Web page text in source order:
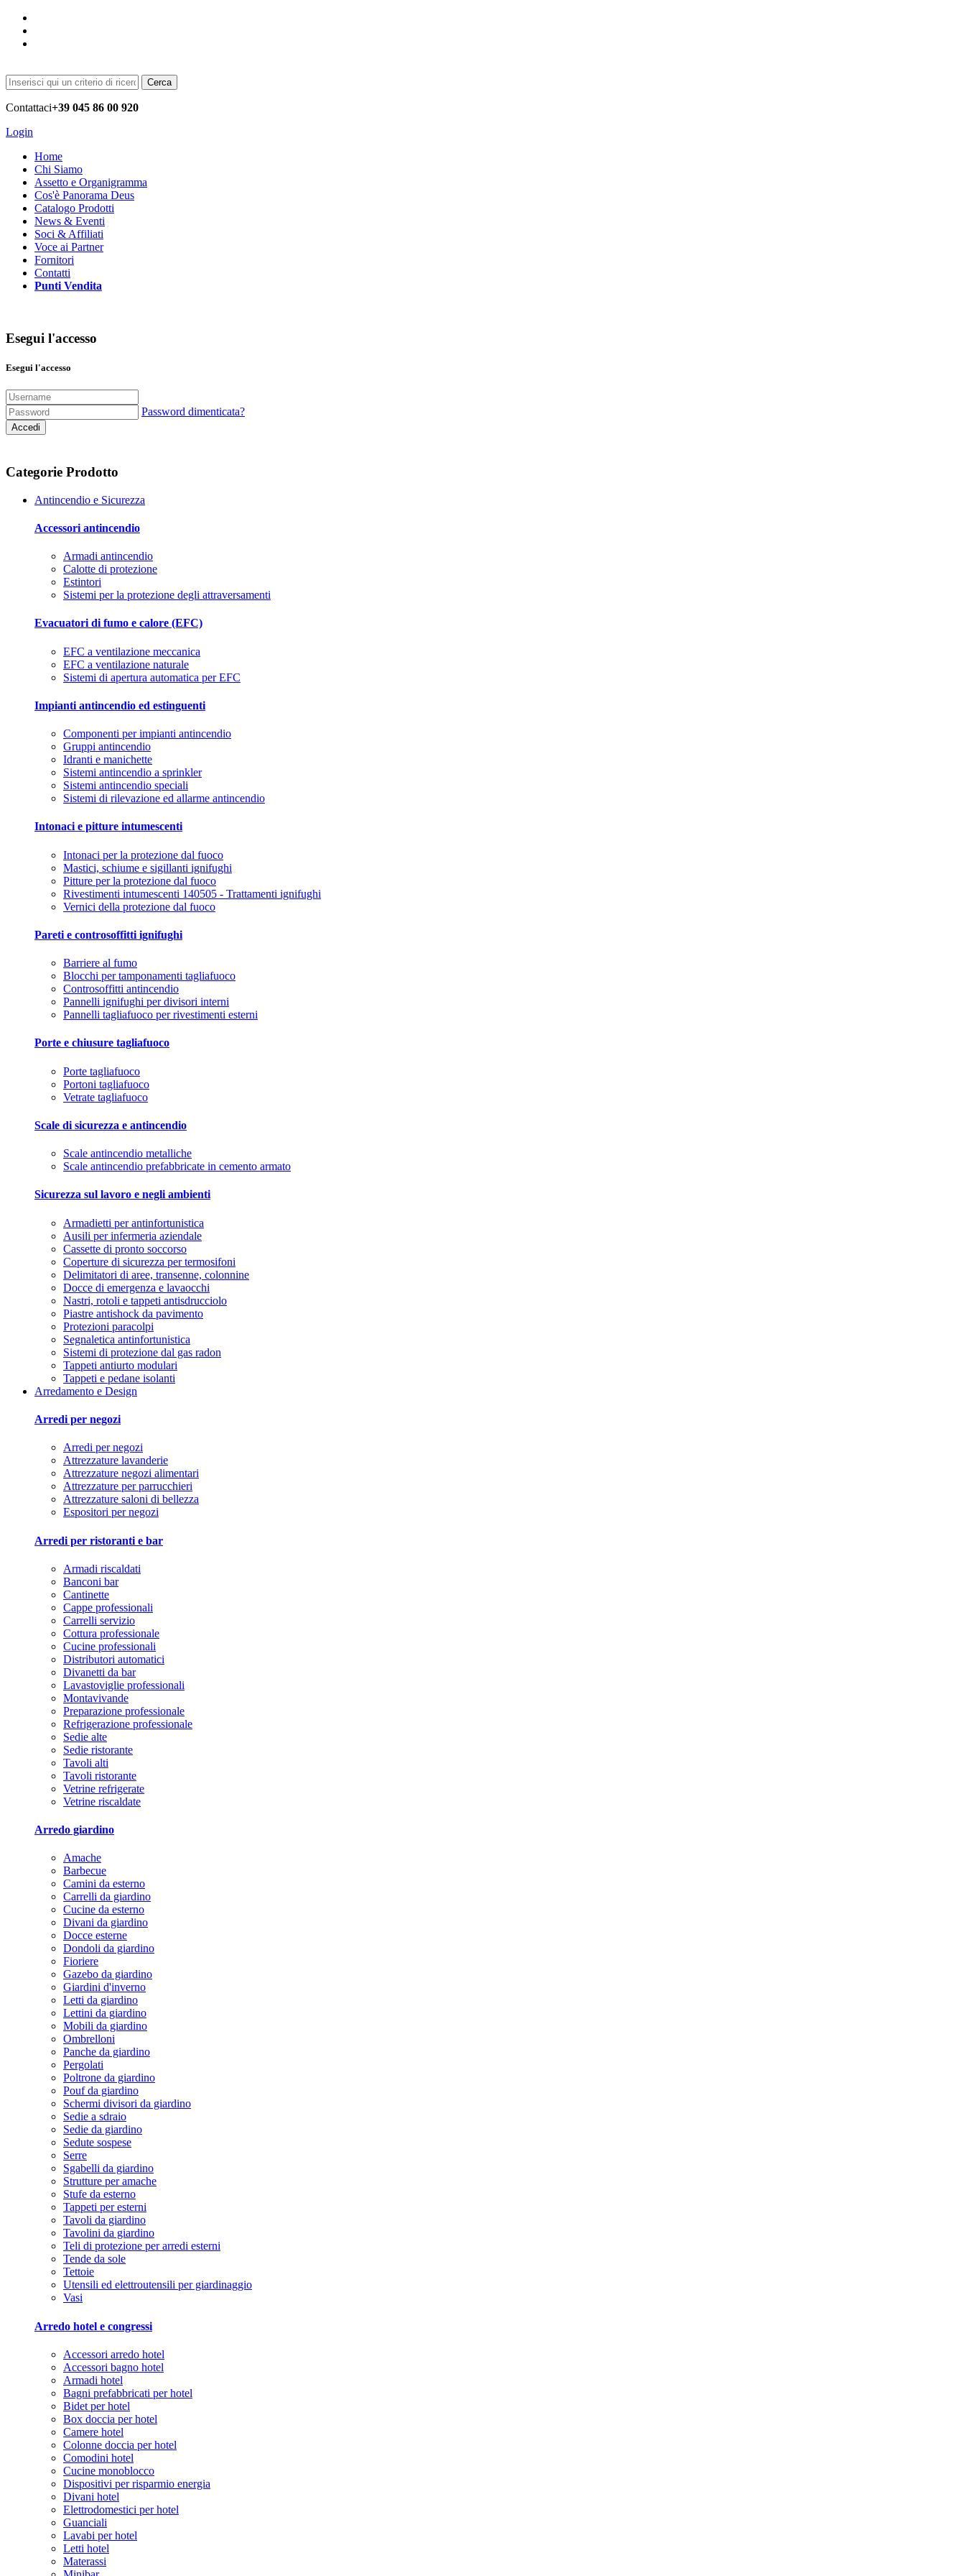
Cerca
Contattaci+39 045 86 00 920
Login
Home
Chi Siamo
Assetto e Organigramma
Cos'è Panorama Deus
Catalogo Prodotti
News & Eventi
Soci & Affiliati
Voce ai Partner
Fornitori
Contatti
Punti Vendita
Esegui l'accesso
Esegui l'accesso
Password dimenticata?
Accedi
Categorie Prodotto
Antincendio e Sicurezza
Accessori antincendio
Armadi antincendio
Calotte di protezione
Estintori
Sistemi per la protezione degli attraversamenti
Evacuatori di fumo e calore (EFC)
EFC a ventilazione meccanica
EFC a ventilazione naturale
Sistemi di apertura automatica per EFC
Impianti antincendio ed estinguenti
Componenti per impianti antincendio
Gruppi antincendio
Idranti e manichette
Sistemi antincendio a sprinkler
Sistemi antincendio speciali
Sistemi di rilevazione ed allarme antincendio
Intonaci e pitture intumescenti
Intonaci per la protezione dal fuoco
Mastici, schiume e sigillanti ignifughi
Pitture per la protezione dal fuoco
Rivestimenti intumescenti 140505 - Trattamenti ignifughi
Vernici della protezione dal fuoco
Pareti e controsoffitti ignifughi
Barriere al fumo
Blocchi per tamponamenti tagliafuoco
Controsoffitti antincendio
Pannelli ignifughi per divisori interni
Pannelli tagliafuoco per rivestimenti esterni
Porte e chiusure tagliafuoco
Porte tagliafuoco
Portoni tagliafuoco
Vetrate tagliafuoco
Scale di sicurezza e antincendio
Scale antincendio metalliche
Scale antincendio prefabbricate in cemento armato
Sicurezza sul lavoro e negli ambienti
Armadietti per antinfortunistica
Ausili per infermeria aziendale
Cassette di pronto soccorso
Coperture di sicurezza per termosifoni
Delimitatori di aree, transenne, colonnine
Docce di emergenza e lavaocchi
Nastri, rotoli e tappeti antisdrucciolo
Piastre antishock da pavimento
Protezioni paracolpi
Segnaletica antinfortunistica
Sistemi di protezione dal gas radon
Tappeti antiurto modulari
Tappeti e pedane isolanti
Arredamento e Design
Arredi per negozi
Arredi per negozi
Attrezzature lavanderie
Attrezzature negozi alimentari
Attrezzature per parrucchieri
Attrezzature saloni di bellezza
Espositori per negozi
Arredi per ristoranti e bar
Armadi riscaldati
Banconi bar
Cantinette
Cappe professionali
Carrelli servizio
Cottura professionale
Cucine professionali
Distributori automatici
Divanetti da bar
Lavastoviglie professionali
Montavivande
Preparazione professionale
Refrigerazione professionale
Sedie alte
Sedie ristorante
Tavoli alti
Tavoli ristorante
Vetrine refrigerate
Vetrine riscaldate
Arredo giardino
Amache
Barbecue
Camini da esterno
Carrelli da giardino
Cucine da esterno
Divani da giardino
Docce esterne
Dondoli da giardino
Fioriere
Gazebo da giardino
Giardini d'inverno
Letti da giardino
Lettini da giardino
Mobili da giardino
Ombrelloni
Panche da giardino
Pergolati
Poltrone da giardino
Pouf da giardino
Schermi divisori da giardino
Sedie a sdraio
Sedie da giardino
Sedute sospese
Serre
Sgabelli da giardino
Strutture per amache
Stufe da esterno
Tappeti per esterni
Tavoli da giardino
Tavolini da giardino
Teli di protezione per arredi esterni
Tende da sole
Tettoie
Utensili ed elettroutensili per giardinaggio
Vasi
Arredo hotel e congressi
Accessori arredo hotel
Accessori bagno hotel
Armadi hotel
Bagni prefabbricati per hotel
Bidet per hotel
Box doccia per hotel
Camere hotel
Colonne doccia per hotel
Comodini hotel
Cucine monoblocco
Dispositivi per risparmio energia
Divani hotel
Elettrodomestici per hotel
Guanciali
Lavabi per hotel
Letti hotel
Materassi